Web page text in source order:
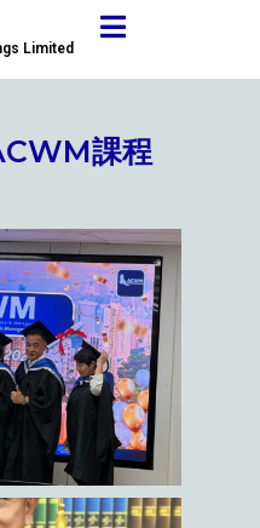
Limited
課程